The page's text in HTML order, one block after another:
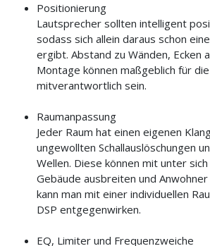
Positionierung
Lautsprecher sollten intelligent
sodass sich allein daraus schon
ergibt. Abstand zu Wänden, Ecken
Montage können maßgeblich für
mitverantwortlich sein.
Raumanpassung
Jeder Raum hat einen eigenen
ungewollten Schallauslöschungen
Wellen. Diese können mit unter
Gebäude ausbreiten und
kann man mit einer individuellen
DSP entgegenwirken.
EQ, Limiter und Frequenzweiche